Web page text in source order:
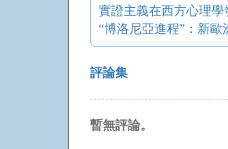
實證主義在西方心理
“博洛尼亞進程”：新歐
評論集
暫無評論。